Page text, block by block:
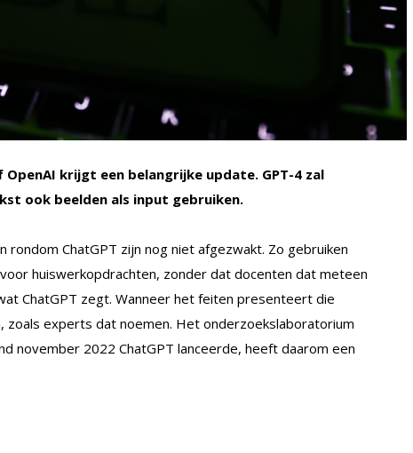
krijgt een belangrijke update. GPT-4 zal
ook beelden als input gebruiken.
rondom ChatGPT zijn nog niet afgezwakt. Zo gebruiken
huiswerkopdrachten, zonder dat docenten dat meteen
ChatGPT zegt. Wanneer het feiten presenteert die
zoals experts dat noemen. Het onderzoekslaboratorium
november 2022 ChatGPT lanceerde, heeft daarom een